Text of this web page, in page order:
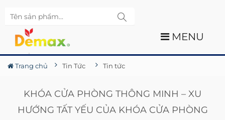
MENU
Trang chủ Tin Tức Tin tức
KHÓA CỬA PHÒNG THÔNG MINH – XU
HƯỚNG TẤT YẾU CỦA KHÓA CỬA PHÒNG